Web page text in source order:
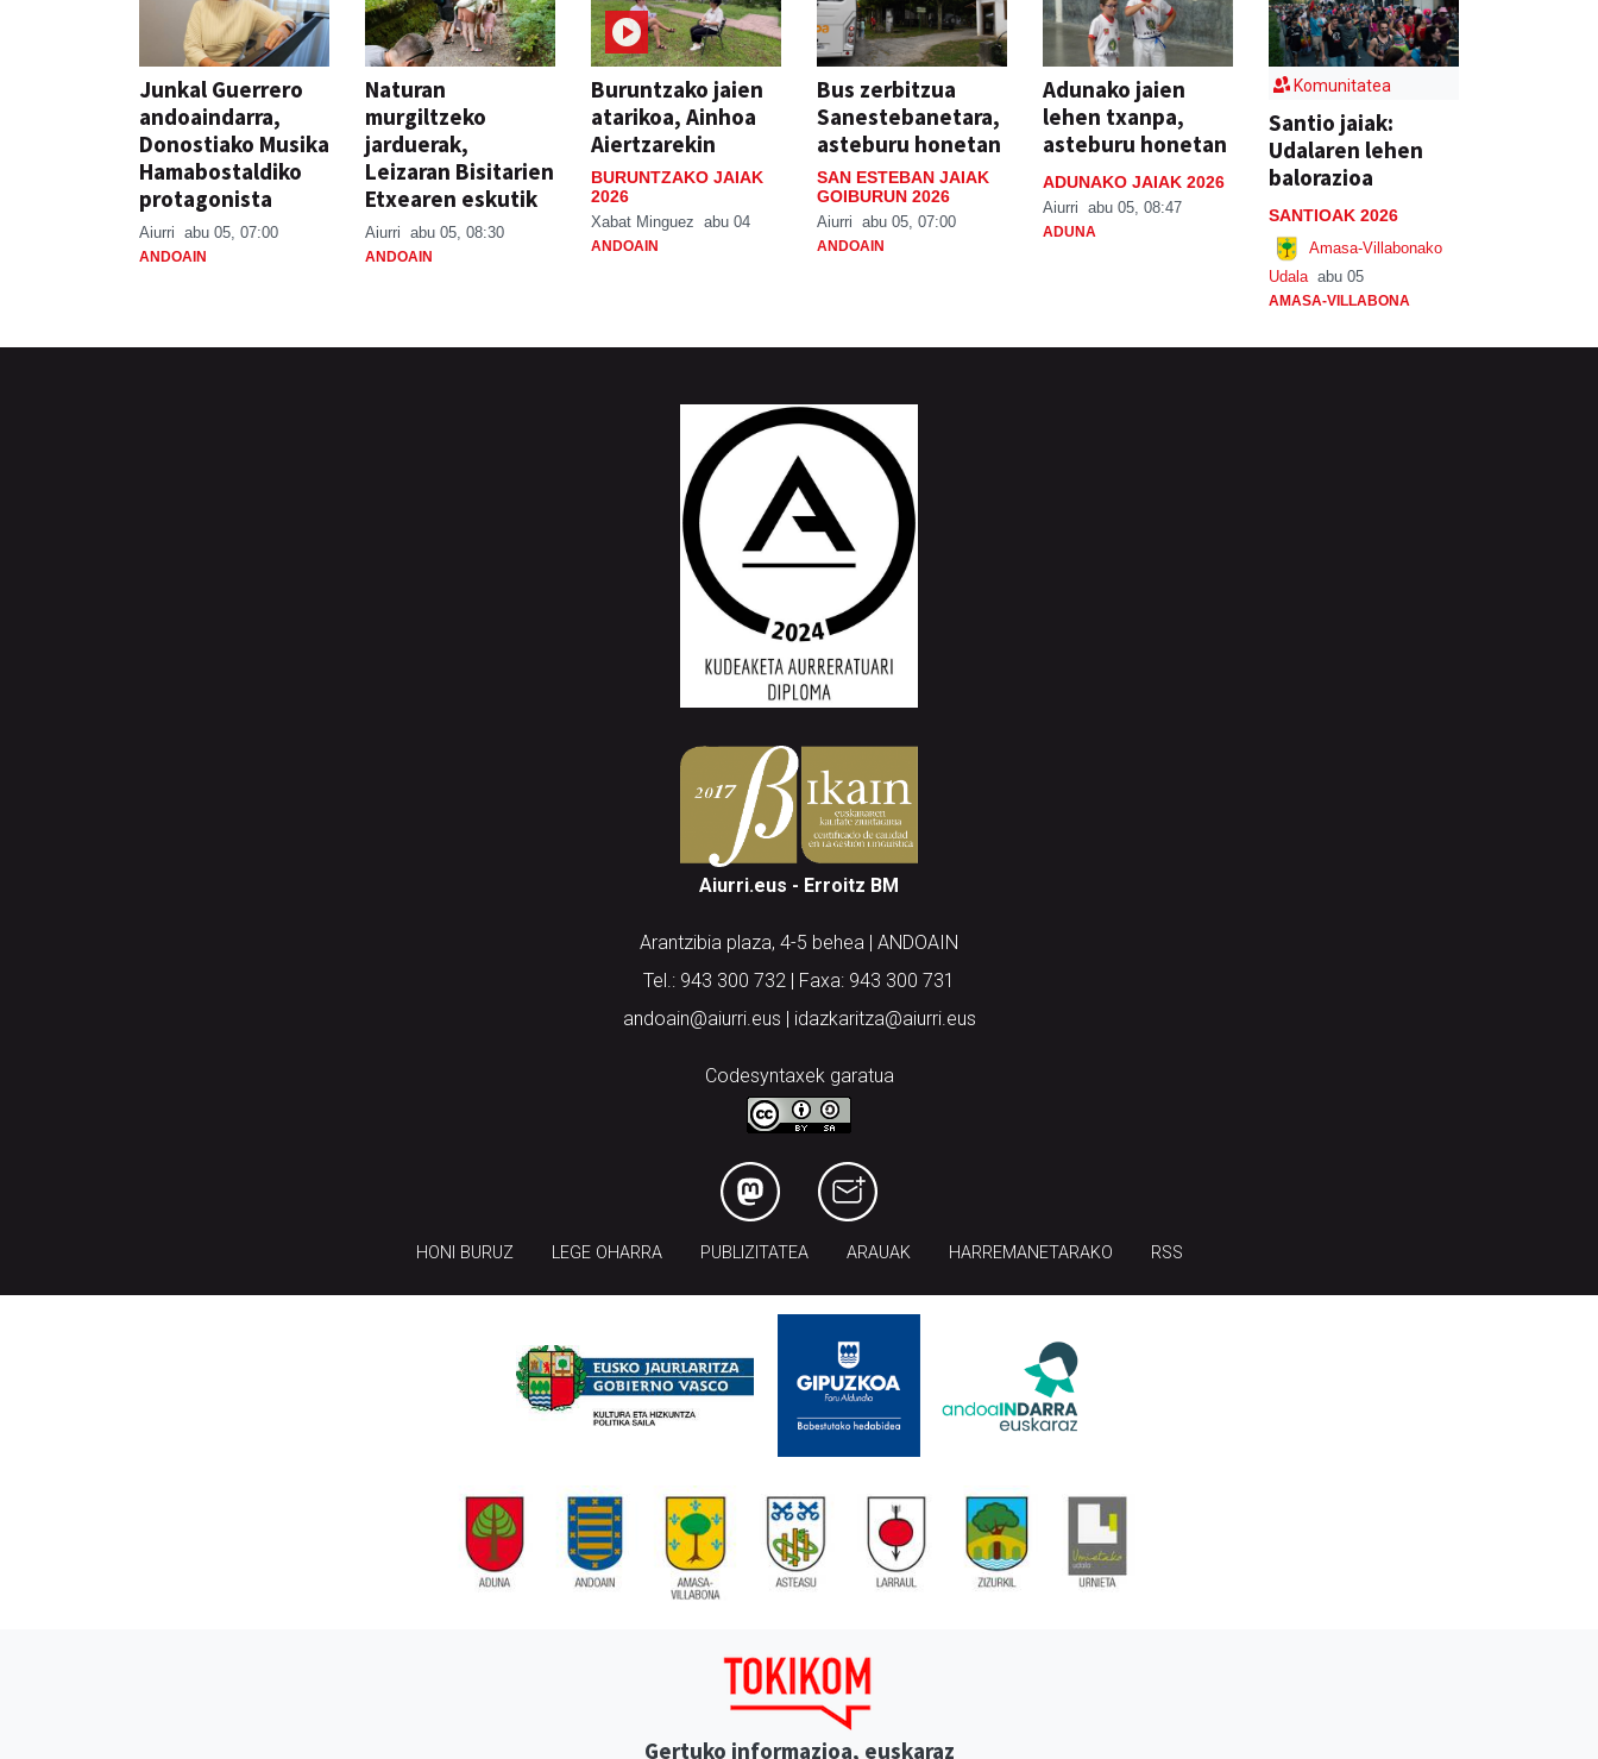
Junkal Guerrero
andoaindarra,
Donostiako Musika
Hamabostaldiko
protagonista
Aiurri abu 05, 07:00
ANDOAIN
Naturan
murgiltzeko
jarduerak,
Leizaran Bisitarien
Etxearen eskutik
Aiurri abu 05, 08:30
ANDOAIN
Buruntzako jaien
atarikoa, Ainhoa
Aiertzarekin
BURUNTZAKO JAIAK
2026
Xabat Minguez abu 04
ANDOAIN
Bus zerbitzua
Sanestebanetara,
asteburu honetan
SAN ESTEBAN JAIAK
GOIBURUN 2026
Aiurri abu 05, 07:00
ANDOAIN
Adunako jaien
lehen txanpa,
asteburu honetan
ADUNAKO JAIAK 2026
Aiurri abu 05, 08:47
ADUNA
Komunitatea
Santio jaiak:
Udalaren lehen
balorazioa
SANTIOAK 2026
Amasa-Villabonako
Udala abu 05
AMASA-VILLABONA
Aiurri.eus - Erroitz BM
Arantzibia plaza, 4-5 behea | ANDOAIN
Tel.: 943 300 732 | Faxa: 943 300 731
andoain@aiurri.eus | idazkaritza@aiurri.eus
Codesyntaxek garatua
HONI BURUZ LEGE OHARRA PUBLIZITATEA ARAUAK HARREMANETARAKO RSS
Gertuko informazioa, euskaraz